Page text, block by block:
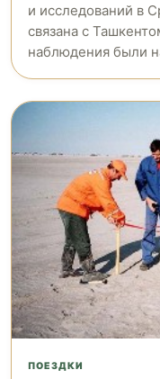
и исследований в
связана с
наблюдения были
ПОЕЗДКИ